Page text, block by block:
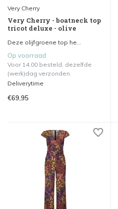
Very Cherry
Very Cherry - boatneck top
tricot deluxe - olive
Deze olijfgroene top he...
Op voorraad
Voor 14.00 besteld, dezelfde
(werk)dag verzonden.
Deliverytime
€69,95